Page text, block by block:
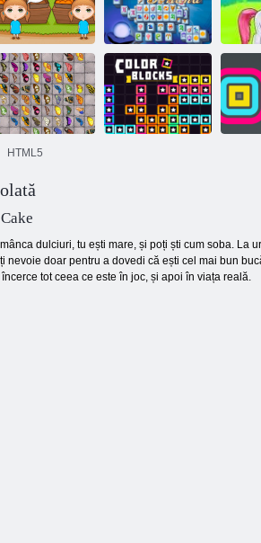
Comoara
blestemată 2
Fruta Crush
Orange Ranch
Mahjong
Fortuna
Fluture Kyodai
HD
HTML5
dulciuri, tu ești mare, și poți ști cum soba. La
nevoie doar pentru a dovedi că ești cel mai bun
tot ceea ce este în joc, și apoi în viața reală.